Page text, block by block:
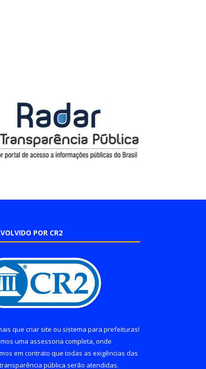
POR CR2
que criar site ou sistema para prefeituras!
uma assessoria completa, onde
em contrato que todas as exigências das
pública serão atendidas.